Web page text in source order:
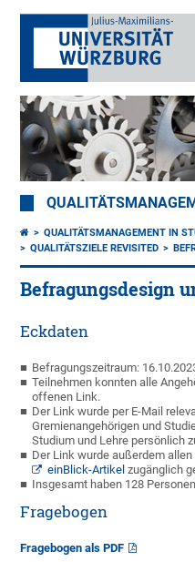
QUALITÄTSMANAGEMENT IN
QUALITÄTSZIELE REVISITED
Befragungsdesign
Eckdaten
Befragungszeitraum:
Teilnehmen konnten alle
offenen Link.
Der Link wurde per E-Mail
Gremienangehörigen und
Studium und Lehre persönlich
Der Link wurde außerdem
einBlick-Artikel zugänglich
Insgesamt haben 128
Fragebogen
Fragebogen als PDF